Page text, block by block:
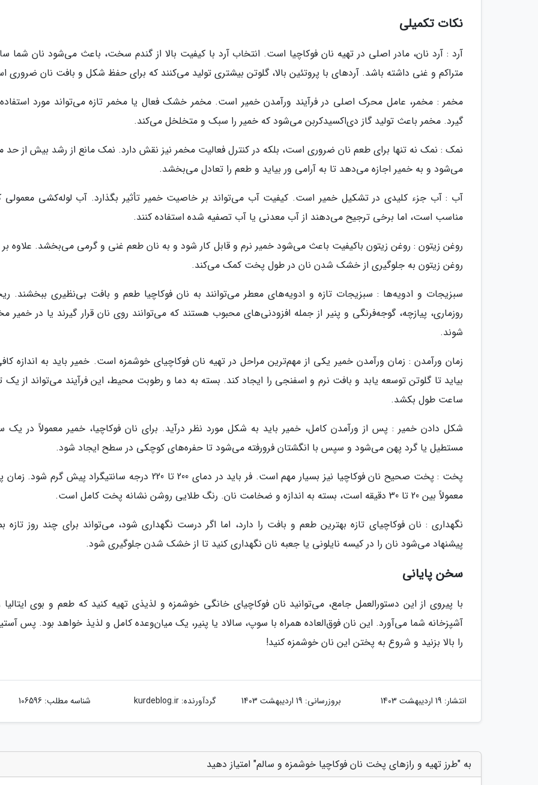
نکات تکمیلی
آرد : آرد نان، مادر اصلی در تهیه نان فوکاچیا است. انتخاب آرد با کیفیت بالا از گندم سخت، باعث می‌شود نان شما
متراکم و غنی داشته باشد. آردهای با پروتئین بالا، گلوتن بیشتری تولید می‌کنند که برای حفظ شکل و بافت نان ضروری
مخمر : مخمر، عامل محرک اصلی در فرآیند ورآمدن خمیر است. مخمر خشک فعال یا مخمر تازه می‌تواند مورد استفاده
گیرد. مخمر باعث تولید گاز دی‌اکسیدکربن می‌شود که خمیر را سبک و متخلخل می‌کند.
نمک : نمک نه تنها برای طعم نان ضروری است، بلکه در کنترل فعالیت مخمر نیز نقش دارد. نمک مانع از رشد بیش از حد
می‌شود و به خمیر اجازه می‌دهد تا به آرامی ور بیاید و طعم را تعادل می‌بخشد.
آب : آب جزء کلیدی در تشکیل خمیر است. کیفیت آب می‌تواند بر خاصیت خمیر تأثیر بگذارد. آب لوله‌کشی معمولی
مناسب است، اما برخی ترجیح می‌دهند از آب معدنی یا آب تصفیه شده استفاده کنند.
روغن زیتون : روغن زیتون باکیفیت باعث می‌شود خمیر نرم و قابل کار شود و به نان طعم غنی و گرمی می‌بخشد. علاوه بر
روغن زیتون به جلوگیری از خشک شدن نان در طول پخت کمک می‌کند.
سبزیجات و ادویه‌ها : سبزیجات تازه و ادویه‌های معطر می‌توانند به نان فوکاچیا طعم و بافت بی‌نظیری ببخشند.
روزماری، پیازچه، گوجه‌فرنگی و پنیر از جمله افزودنی‌های محبوب هستند که می‌توانند روی نان قرار گیرند یا در خمیر
شوند.
زمان ورآمدن : زمان ورآمدن خمیر یکی از مهم‌ترین مراحل در تهیه نان فوکاچیای خوشمزه است. خمیر باید به اندازه
بیاید تا گلوتن توسعه یابد و بافت نرم و اسفنجی را ایجاد کند. بسته به دما و رطوبت محیط، این فرآیند می‌تواند از یک
ساعت طول بکشد.
شکل دادن خمیر : پس از ورآمدن کامل، خمیر باید به شکل مورد نظر درآید. برای نان فوکاچیا، خمیر معمولاً در یک
مستطیل یا گرد پهن می‌شود و سپس با انگشتان فرورفته می‌شود تا حفره‌های کوچکی در سطح ایجاد شود.
پخت : پخت صحیح نان فوکاچیا نیز بسیار مهم است. فر باید در دمای 200 تا 220 درجه سانتیگراد پیش گرم
معمولاً بین 20 تا 30 دقیقه است، بسته به اندازه و ضخامت نان. رنگ طلایی روشن نشانه پخت کامل است.
نگهداری : نان فوکاچیای تازه بهترین طعم و بافت را دارد، اما اگر درست نگهداری شود، می‌تواند برای چند روز تازه
پیشنهاد می‌شود نان را در کیسه نایلونی یا جعبه نان نگهداری کنید تا از خشک شدن جلوگیری شود.
سخن پایانی
با پیروی از این دستورالعمل جامع، می‌توانید نان فوکاچیای خانگی خوشمزه و لذیذی تهیه کنید که طعم و بوی ایتالیا
آشپزخانه شما می‌آورد. این نان فوق‌العاده همراه با سوپ، سالاد یا پنیر، یک میان‌وعده کامل و لذیذ خواهد بود. پس
را بالا بزنید و شروع به پختن این نان خوشمزه کنید!
انتشار: 19 اردیبهشت 1403 بروزرسانی: 19 اردیبهشت 1403 گردآورنده:kurdeblog.ir شناسه مطلب: 106596
به "طرز تهیه و رازهای پخت نان فوکاچیا خوشمزه و سالم" امتیاز دهید